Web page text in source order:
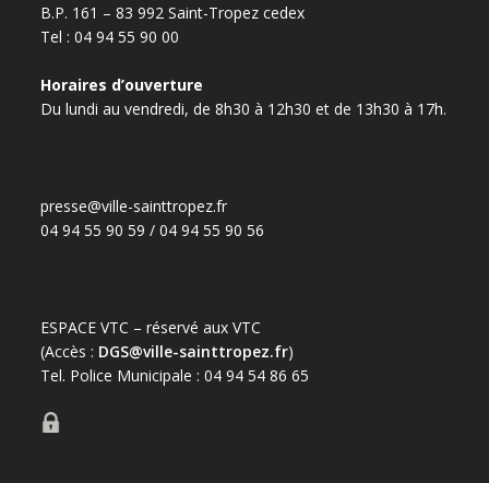
B.P. 161 – 83 992 Saint-Tropez cedex
Tel : 04 94 55 90 00
Horaires d’ouverture
Du lundi au vendredi, de 8h30 à 12h30 et de 13h30 à 17h.
presse@ville-sainttropez.fr
04 94 55 90 59 / 04 94 55 90 56
ESPACE VTC – réservé aux VTC
(Accès : DGS@ville-sainttropez.fr)
Tel. Police Municipale : 04 94 54 86 65